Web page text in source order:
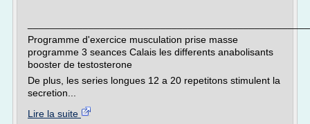
Programme d'exercice musculation prise masse
programme 3 seances Calais les differents anabolisants
booster de testosterone
De plus, les series longues 12 a 20 repetitons stimulent la
secretion...
Lire la suite